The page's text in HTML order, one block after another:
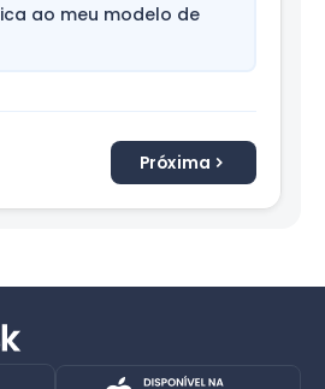
ao meu modelo de
Próxima